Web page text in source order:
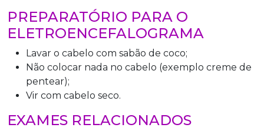
PREPARATÓRIO PARA O
ELETROENCEFALOGRAMA
Lavar o cabelo com sabão de coco;
Não colocar nada no cabelo (exemplo creme de
pentear);
Vir com cabelo seco.
EXAMES RELACIONADOS